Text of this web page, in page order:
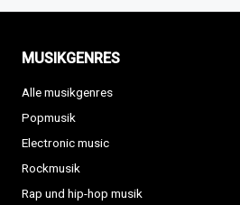
MUSIKGENRES
Alle musikgenres
Popmusik
Electronic music
Rockmusik
Rap und hip-hop musik